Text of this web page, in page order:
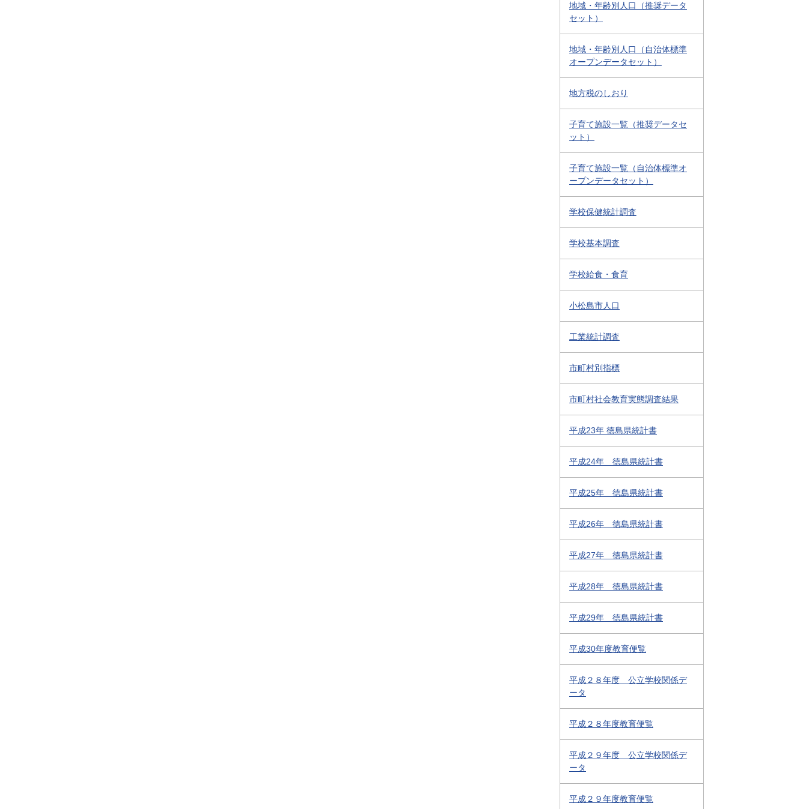
地域・年齢別人口（推奨データ
セット）
地域・年齢別人口（自治体標準
オープンデータセット）
地方税のしおり
子育て施設一覧（推奨データセ
ット）
子育て施設一覧（自治体標準オ
ープンデータセット）
学校保健統計調査
学校基本調査
学校給食・食育
小松島市人口
工業統計調査
市町村別指標
市町村社会教育実態調査結果
平成23年 徳島県統計書
平成24年 徳島県統計書
平成25年 徳島県統計書
平成26年 徳島県統計書
平成27年 徳島県統計書
平成28年 徳島県統計書
平成29年 徳島県統計書
平成30年度教育便覧
平成２８年度 公立学校関係デ
ータ
平成２８年度教育便覧
平成２９年度 公立学校関係デ
ータ
平成２９年度教育便覧